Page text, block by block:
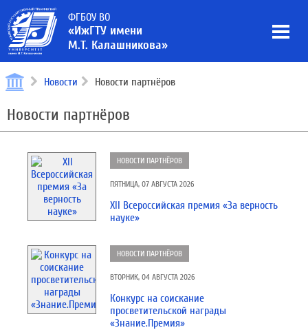
ФГБОУ ВО
«ИжГТУ имени
М.Т. Калашникова»
Новости Новости партнёров
Новости партнёров
НОВОСТИ ПАРТНЁРОВ
ПЯТНИЦА, 07 АВГУСТА 2026
XII Всероссийская премия «За верность
науке»
НОВОСТИ ПАРТНЁРОВ
ВТОРНИК, 04 АВГУСТА 2026
Конкурс на соискание
просветительской награды
«Знание.Премия»